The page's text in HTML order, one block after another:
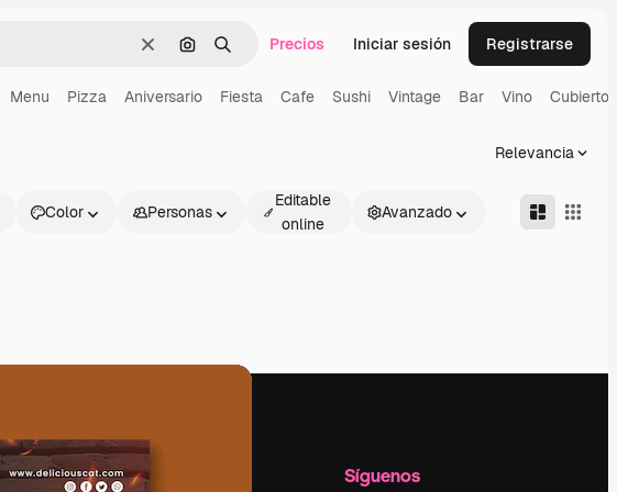
BorrarBuscar por imagen
BuscarPrecios Iniciar sesión Registrarse
Menu Pizza Aniversario Fiesta Cafe Sushi Vintage Bar Vino Cubiertos
Relevancia
Color Personas
Editable
online
Avanzado
Información útil Síguenos